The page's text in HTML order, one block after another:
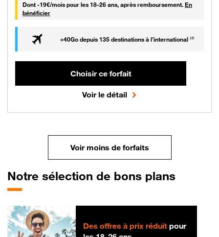
Dont -19€/mois19 € par mois
pour les 18-26 ans, après remboursement. En
bénéficier
+40Gogigaoctet
depuis 135 destinations à l’international ⁽²⁾
Choisir ce forfait
Voir le détail
Voir moins de forfaits
Notre sélection de bons plans
Des offres à prix réduitpour